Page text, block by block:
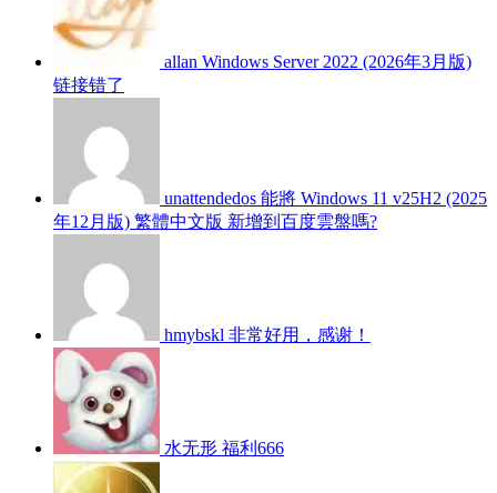
allan Windows Server 2022 (2026年3月版)
链接错了
unattendedos 能將 Windows 11 v25H2 (2025
年12月版) 繁體中文版 新增到百度雲盤嗎?
hmybskl 非常好用，感谢！
水无形 福利666